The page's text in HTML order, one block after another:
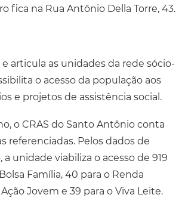
fica na Rua Antônio Della Torre, 43.
e articula as unidades da rede sócio-
o acesso da população aos
e projetos de assistência social.
o CRAS do Santo Antônio conta
referenciadas. Pelos dados de
unidade viabiliza o acesso de 919
Família, 40 para o Renda
Jovem e 39 para o Viva Leite.